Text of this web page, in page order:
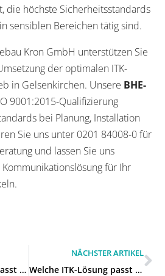
die höchste Sicherheitsstandards
sensiblen Bereichen tätig sind.
Kron GmbH unterstützen Sie
der optimalen ITK-
in Gelsenkirchen. Unsere BHE-
9001:2015-Qualifizierung
bei Planung, Installation
Sie uns unter 0201 84008-0 für
und lassen Sie uns
für Ihr
Welche ITK-Lösung passt zu unserem mittelständischen Betrieb in Bottrop?
NÄCHSTER ARTIKEL
Welche ITK-Lösung passt zu unserem mittelständischen Betrieb in Herne?